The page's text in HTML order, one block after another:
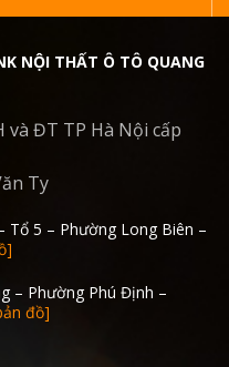
NỘI THẤT Ô TÔ QUANG
và ĐT TP Hà Nội cấp
Ty
Tổ 5 – Phường Long Biên –
– Phường Phú Định –
đồ]